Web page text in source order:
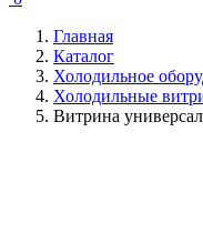
Главная
Каталог
Холодильное
Холодильные
Витрина